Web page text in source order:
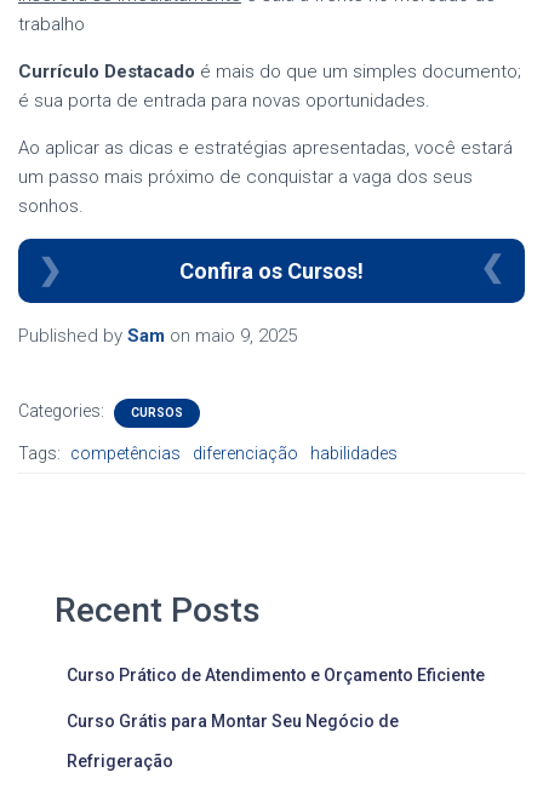
trabalho
Currículo Destacado é mais do que um simples documento;
é sua porta de entrada para novas oportunidades.
Ao aplicar as dicas e estratégias apresentadas, você estará
um passo mais próximo de conquistar a vaga dos seus
sonhos.
Confira os Cursos!
Published by Sam on maio 9, 2025
Categories: CURSOS
Tags: competências diferenciação habilidades
Recent Posts
Curso Prático de Atendimento e Orçamento Eficiente
Curso Grátis para Montar Seu Negócio de
Refrigeração